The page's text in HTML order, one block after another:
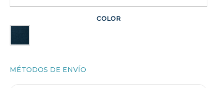
COLOR
MÉTODOS DE ENVÍO